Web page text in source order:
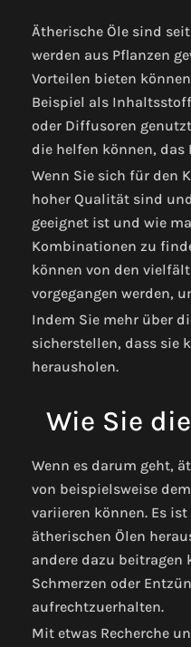
Ätherische Öle sind
werden aus Pflanzen
Vorteilen bieten
Beispiel als
oder Diffusoren
die helfen können,
Wenn Sie sich für den
hoher Qualität sind
geeignet ist und wie
Kombinationen zu
können von den
vorgegangen werden,
Indem Sie mehr über
sicherstellen, dass sie
herausholen.
Wie Sie
Wenn es darum geht,
von beispielsweise dem
variieren können. Es
ätherischen Ölen
andere dazu beitragen
Schmerzen oder
aufrechtzuerhalten.
Mit etwas Recherche